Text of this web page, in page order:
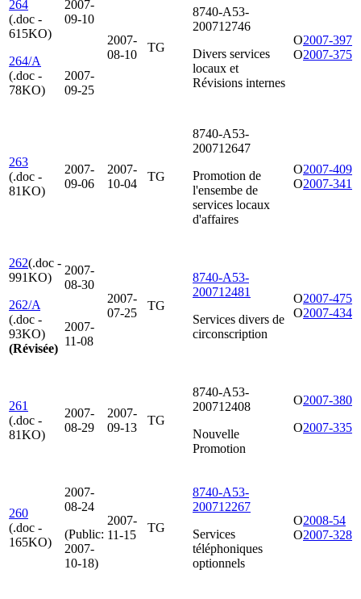
264
(.doc -
615KO)
264/A
(.doc -
78KO)
2007-
09-10
2007-
09-25
2007-
08-10
TG
8740-A53-
200712746
Divers services
locaux et
Révisions internes
O2007-397
O2007-375
263
(.doc -
81KO)
2007-
09-06
2007-
10-04
TG
8740-A53-
200712647
Promotion de
l'ensembe de
services locaux
d'affaires
O2007-409
O2007-341
262(.doc -
991KO)
262/A
(.doc -
93KO)
(Révisée)
2007-
08-30
2007-
11-08
2007-
07-25
TG
8740-A53-
200712481
Services divers de
circonscription
O2007-475
O2007-434
261
(.doc -
81KO)
2007-
08-29
2007-
09-13
TG
8740-A53-
200712408
Nouvelle
Promotion
O2007-380
O2007-335
260
(.doc -
165KO)
2007-
08-24
(Public:
2007-
10-18)
2007-
11-15
TG
8740-A53-
200712267
Services
téléphoniques
optionnels
O2008-54
O2007-328